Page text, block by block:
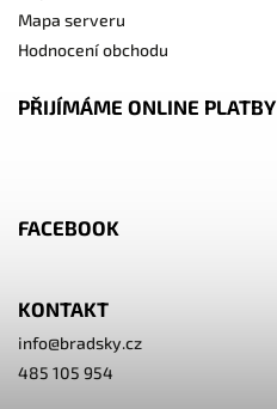
Mapa serveru
Hodnocení obchodu
PŘIJÍMÁME ONLINE PLATBY
FACEBOOK
KONTAKT
info@bradsky.cz
485 105 954